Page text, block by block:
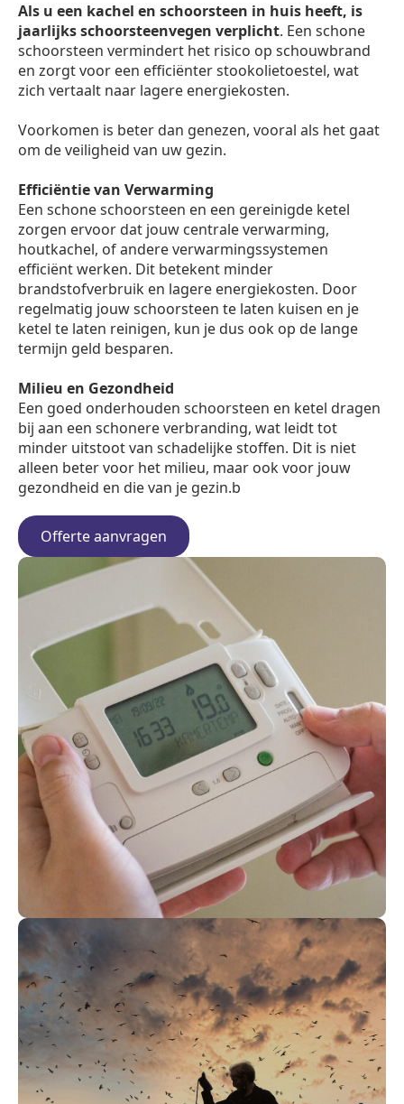
Als u een kachel en schoorsteen in huis heeft, is
jaarlijks schoorsteenvegen verplicht. Een schone
schoorsteen vermindert het risico op schouwbrand
en zorgt voor een efficiënter stookolietoestel, wat
zich vertaalt naar lagere energiekosten.
Voorkomen is beter dan genezen, vooral als het gaat
om de veiligheid van uw gezin.
Efficiëntie van Verwarming
Een schone schoorsteen en een gereinigde ketel
zorgen ervoor dat jouw centrale verwarming,
houtkachel, of andere verwarmingssystemen
efficiënt werken. Dit betekent minder
brandstofverbruik en lagere energiekosten. Door
regelmatig jouw schoorsteen te laten kuisen en je
ketel te laten reinigen, kun je dus ook op de lange
termijn geld besparen.
Milieu en Gezondheid
Een goed onderhouden schoorsteen en ketel dragen
bij aan een schonere verbranding, wat leidt tot
minder uitstoot van schadelijke stoffen. Dit is niet
alleen beter voor het milieu, maar ook voor jouw
gezondheid en die van je gezin.b
Offerte aanvragen